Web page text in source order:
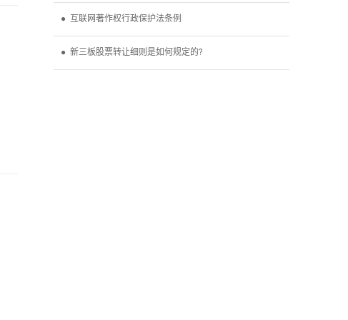
● 互联网著作权行政保护法条例
● 新三板股票转让细则是如何规定的?